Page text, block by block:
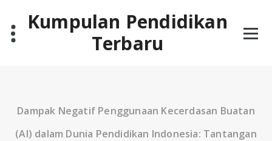
contentKumpulan Pendidikan
Terbaru
Dampak Negatif Penggunaan Kecerdasan Buatan
(AI) dalam Dunia Pendidikan Indonesia: Tantangan